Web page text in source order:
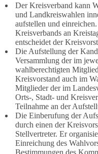
Der Kreisverband kann
und Landkreiswahlen
aufstellen und
Kreisverbands an
entscheidet der
Die Aufstellung der
Versammlung der im
wahlberechtigten
Kreisvorstand auch im
Mitglieder der im
Orts-, Stadt- und
Teilnahme an der
Die Einberufung der
durch einen der
Stellvertreter. Er
Einreichung des
Bestimmungen des